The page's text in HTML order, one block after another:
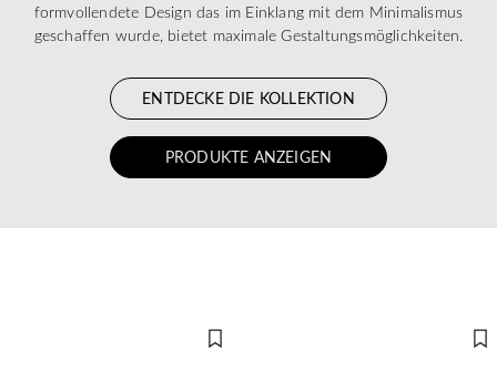
formvollendete Design das im Einklang mit dem Minimalismus
geschaffen wurde, bietet maximale Gestaltungsmöglichkeiten.
ENTDECKE DIE KOLLEKTION
PRODUKTE ANZEIGEN